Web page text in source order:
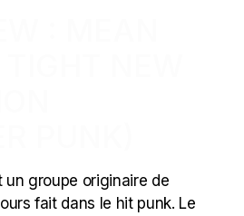
un groupe originaire de
fait dans le hit punk. Le